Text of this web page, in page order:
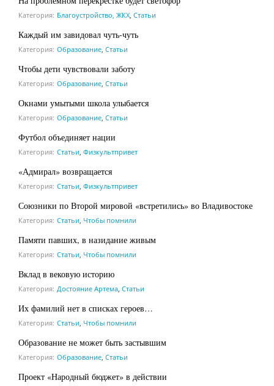
Категория: Благоустройство, ЖКХ, Статьи
Каждый им завидовал чуть-чуть
Категория: Образование, Статьи
Чтобы дети чувствовали заботу
Категория: Образование, Статьи
Окнами умытыми школа улыбается
Категория: Образование, Статьи
Футбол объединяет нации
Категория: Статьи, Физкультпривет
«Адмирал» возвращается
Категория: Статьи, Физкультпривет
Союзники по Второй мировой «встретились» во Владивостоке
Категория: Статьи, Чтобы помнили
Памяти павших, в назидание живым
Категория: Статьи, Чтобы помнили
Вклад в вековую историю
Категория: Достояние Артема, Статьи
Их фамилий нет в списках героев…
Категория: Статьи, Чтобы помнили
Образование не может быть застывшим
Категория: Образование, Статьи
Проект «Народный бюджет» в действии